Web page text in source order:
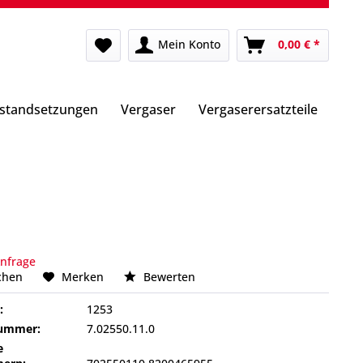
Mein Konto 0,00 € *
Vergaser Vergaserersatzteile
Merken Bewerten
1253
7.02550.11.0